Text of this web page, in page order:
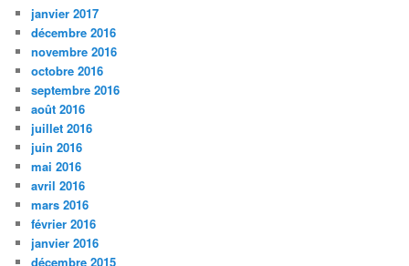
janvier 2017
décembre 2016
novembre 2016
octobre 2016
septembre 2016
août 2016
juillet 2016
juin 2016
mai 2016
avril 2016
mars 2016
février 2016
janvier 2016
décembre 2015